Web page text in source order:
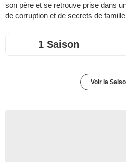
son père et se retrouve prise dans
de corruption et de secrets de
1 Saison
Voir la